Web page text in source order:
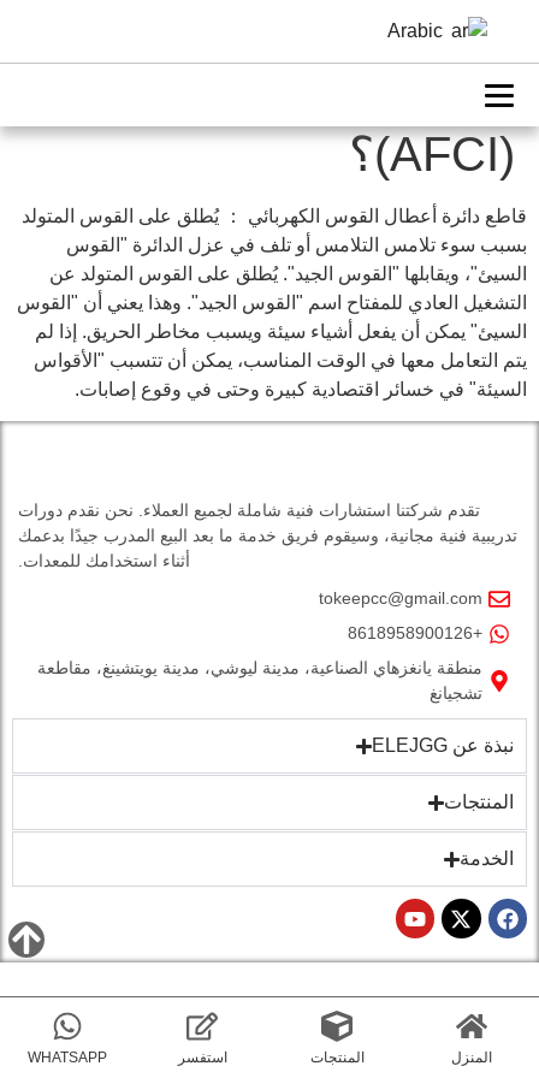
Arabic
الدارة الكهربائية القوسي
(AFCI)؟
قاطع دائرة أعطال القوس الكهربائي ： يُطلق على القوس المتولد
بسبب سوء تلامس التلامس أو تلف في عزل الدائرة "القوس
السيئ"، ويقابلها "القوس الجيد". يُطلق على القوس المتولد عن
التشغيل العادي للمفتاح اسم "القوس الجيد". وهذا يعني أن "القوس
السيئ" يمكن أن يفعل أشياء سيئة ويسبب مخاطر الحريق. إذا لم
يتم التعامل معها في الوقت المناسب، يمكن أن تتسبب "الأقواس
السيئة" في خسائر اقتصادية كبيرة وحتى في وقوع إصابات.
المنزل المنتجات استفسر WHATSAPP
تقدم شركتنا استشارات فنية شاملة لجميع العملاء. نحن نقدم دورات
تدريبية فنية مجانية، وسيقوم فريق خدمة ما بعد البيع المدرب جيدًا بدعمك
أثناء استخدامك للمعدات.
tokeepcc@gmail.com
+8618958900126
منطقة يانغزهاي الصناعية، مدينة ليوشي، مدينة يويتشينغ، مقاطعة
تشجيانغ
نبذة عن ELEJGG
المنتجات
الخدمة